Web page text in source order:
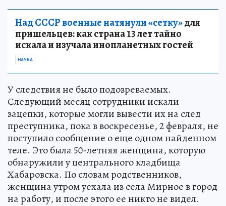
Над СССР военные натянули «сетку»для
пришельцев: как страна 13 лет тайно
искала и изучала инопланетных гостей
НАУКА
У следствия не было подозреваемых.
Следующий месяц сотрудники искали
зацепки, которые могли вывести их на след
преступника, пока в воскресенье, 2 февраля, не
поступило сообщение о еще одном найденном
теле. Это была 50-летняя женщина, которую
обнаружили у центрального кладбища
Хабаровска. По словам родственников,
женщина утром уехала из села Мирное в город
на работу, и после этого ее никто не видел.